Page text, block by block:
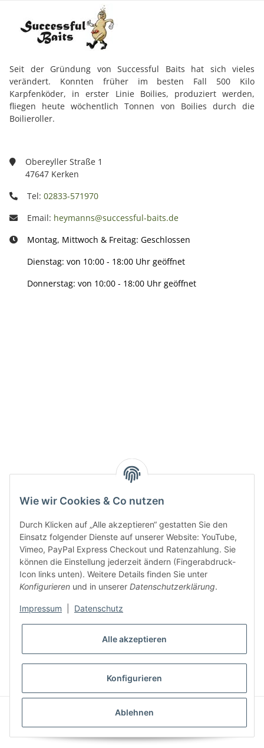
Wie wir Cookies & Co nutzen
Durch Klicken auf „Alle akzeptieren“ gestatten Sie den
Einsatz folgender Dienste auf unserer Website: YouTube,
Vimeo, PayPal Express Checkout und Ratenzahlung. Sie
können die Einstellung jederzeit ändern (Fingerabdruck-
Icon links unten). Weitere Details finden Sie unter
Konfigurieren und in unserer Datenschutzerklärung.
Impressum Datenschutz
Alle akzeptieren
Konfigurieren
Ablehnen
Seit der Gründung von Successful Baits hat sich vieles
verändert. Konnten früher im besten Fall 500 Kilo
Karpfenköder, in erster Linie Boilies, produziert werden,
fliegen heute wöchentlich Tonnen von Boilies durch die
Boilieroller.
Obereyller Straße 1
47647 Kerken
Tel: 02833-571970
Email: heymanns@successful-baits.de
Montag, Mittwoch & Freitag: Geschlossen
Dienstag: von 10:00 - 18:00 Uhr geöffnet
Donnerstag: von 10:00 - 18:00 Uhr geöffnet
Gesetzliche Informationen
* Alle Preise inkl. gesetzlicher USt., zzgl.
VERTRAG WIDERRUFEN
CLEARIX JTL-Shop Template